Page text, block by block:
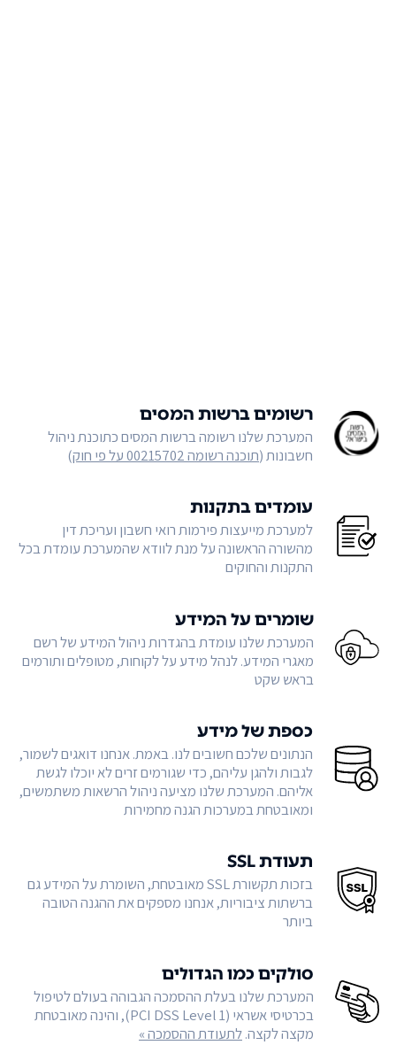
רשומים ברשות המסים
המערכת שלנו רשומה ברשות המסים כתוכנת ניהול
חשבונות (תוכנה רשומה 00215702 על פי חוק )
עומדים בתקנות
למערכת מייעצות פירמות רואי חשבון ועריכת דין
מהשורה הראשונה על מנת לוודא שהמערכת עומדת בכל
התקנות והחוקים
שומרים על המידע
המערכת שלנו עומדת בהגדרות ניהול המידע של רשם
מאגרי המידע. לנהל מידע על לקוחות, מטופלים ותורמים
בראש שקט
כספת של מידע
הנתונים שלכם חשובים לנו. באמת. אנחנו דואגים לשמור,
לגבות ולהגן עליהם, כדי שגורמים זרים לא יוכלו לגשת
אליהם. המערכת שלנו מציעה ניהול הרשאות משתמשים,
ומאובטחת במערכות הגנה מחמירות
תעודת SSL
בזכות תקשורת SSL מאובטחת, השומרת על המידע גם
ברשתות ציבוריות, אנחנו מספקים את ההגנה הטובה
ביותר
סולקים כמו הגדולים
המערכת שלנו בעלת ההסמכה הגבוהה בעולם לטיפול
בכרטיסי אשראי (PCI DSS Level 1), והינה מאובטחת
מקצה לקצה.לתעודת ההסמכה »